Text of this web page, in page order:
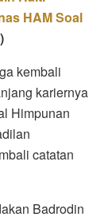
HAM Soal
)
kembali
kariernya
Himpunan
catatan
Badrodin